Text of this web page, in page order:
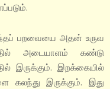
பறவையை அதன் உருவ
அடையாளம் கண்டு
இருக்கும். இறக்கையில்
கலந்து இருக்கும். இது